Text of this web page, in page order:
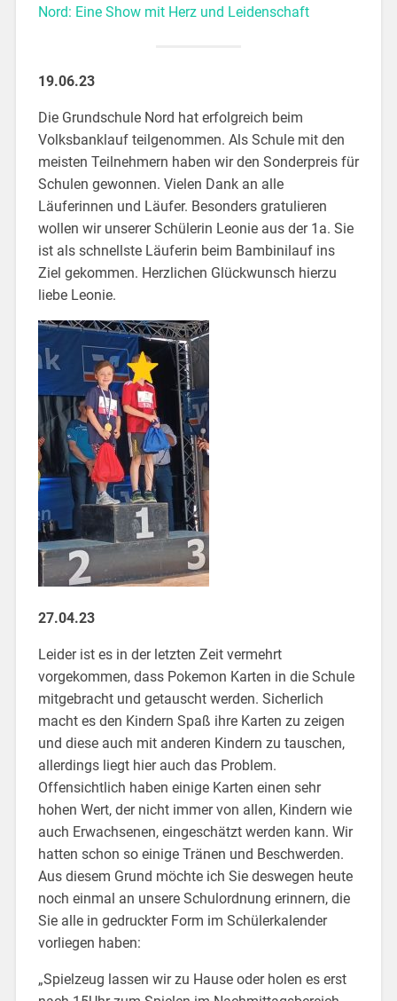
Nord: Eine Show mit Herz und Leidenschaft
19.06.23
Die Grundschule Nord hat erfolgreich beim
Volksbanklauf teilgenommen. Als Schule mit den
meisten Teilnehmern haben wir den Sonderpreis für
Schulen gewonnen. Vielen Dank an alle
Läuferinnen und Läufer. Besonders gratulieren
wollen wir unserer Schülerin Leonie aus der 1a. Sie
ist als schnellste Läuferin beim Bambinilauf ins
Ziel gekommen. Herzlichen Glückwunsch hierzu
liebe Leonie.
27.04.23
Leider ist es in der letzten Zeit vermehrt
vorgekommen, dass Pokemon Karten in die Schule
mitgebracht und getauscht werden. Sicherlich
macht es den Kindern Spaß ihre Karten zu zeigen
und diese auch mit anderen Kindern zu tauschen,
allerdings liegt hier auch das Problem.
Offensichtlich haben einige Karten einen sehr
hohen Wert, der nicht immer von allen, Kindern wie
auch Erwachsenen, eingeschätzt werden kann. Wir
hatten schon so einige Tränen und Beschwerden.
Aus diesem Grund möchte ich Sie deswegen heute
noch einmal an unsere Schulordnung erinnern, die
Sie alle in gedruckter Form im Schülerkalender
vorliegen haben:
„Spielzeug lassen wir zu Hause oder holen es erst